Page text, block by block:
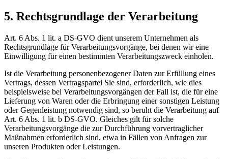
5. Rechtsgrundlage der Verarbeitung
Art. 6 Abs. 1 lit. a DS-GVO dient unserem Unternehmen als
Rechtsgrundlage für Verarbeitungsvorgänge, bei denen wir eine
Einwilligung für einen bestimmten Verarbeitungszweck einholen.
Ist die Verarbeitung personenbezogener Daten zur Erfüllung eines
Vertrags, dessen Vertragspartei Sie sind, erforderlich, wie dies
beispielsweise bei Verarbeitungsvorgängen der Fall ist, die für eine
Lieferung von Waren oder die Erbringung einer sonstigen Leistung
oder Gegenleistung notwendig sind, so beruht die Verarbeitung auf
Art. 6 Abs. 1 lit. b DS-GVO. Gleiches gilt für solche
Verarbeitungsvorgänge die zur Durchführung vorvertraglicher
Maßnahmen erforderlich sind, etwa in Fällen von Anfragen zur
unseren Produkten oder Leistungen.